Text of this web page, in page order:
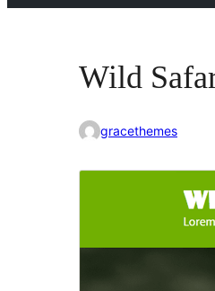
Wild
gracethemes